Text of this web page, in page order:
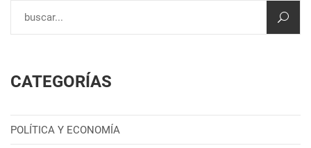
CATEGORÍAS
POLÍTICA Y ECONOMÍA